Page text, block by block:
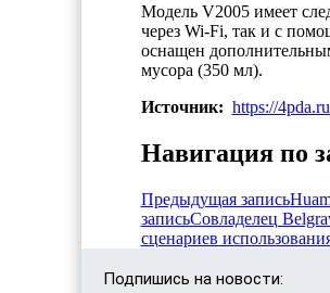
Модель V2005 имеет
через Wi-Fi, так и с
оснащен
мусора (350 мл).
Источник: https://
Навигация по
Предыдущая запись
записьСовладелец
сценариев
Подпишись на новости: